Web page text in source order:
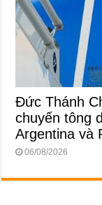
Đức Thánh
chuyến tông
Argentina và
06/08/2026